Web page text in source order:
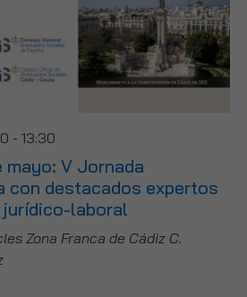
- 13:30
mayo: V Jornada
con destacados expertos
laboral
Zona Franca de Cádiz C.